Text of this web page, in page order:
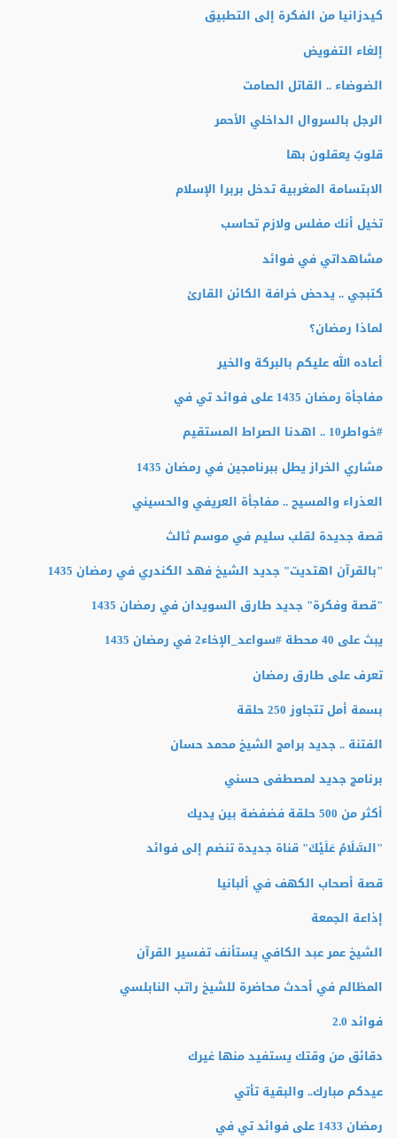
كيدزانيا من الفكرة إلى التطبيق
إلغاء التفويض
الضوضاء .. القاتل الصامت
الرجل بالسروال الداخلي الأحمر
قلوبٌ يعقلون بها
الابتسامة المغربية تدخل بربرا الإسلام
تخيل أنك مفلس ولازم تحاسب
مشاهداتي في فوائد
كتبجي .. يدحض خرافة الكائن القارئ
لماذا رمضان؟
أعاده الله عليكم بالبركة والخير
مفاجأة رمضان 1435 على فوائد تي في
#خواطر10 .. اهدنا الصراط المستقيم
مشاري الخراز يطل ببرنامجين في رمضان 1435
العذراء والمسيح .. مفاجأة العريفي والحسيني
قصة جديدة لقلب سليم في موسم ثالث
"بالقرآن اهتديت" جديد الشيخ فهد الكندري في رمضان 1435
"قصة وفكرة" جديد طارق السويدان في رمضان 1435
يبث على 40 محطة #سواعد_الإخاء2 في رمضان 1435
تعرف على طارق رمضان
بسمة أمل تتجاوز 250 حلقة
الفتنة .. جديد برامج الشيخ محمد حسان
برنامج جديد لمصطفى حسني
أكثر من 500 حلقة فضفضة بين يديك
"السَّلَامُ عَلَيْكَ" قناة جديدة تنضم إلى فوائد
قصة أصحاب الكهف في ألبانيا
إذاعة الجمعة
الشيخ عمر عبد الكافي يستأنف تفسير القرآن
المظالم في أحدث محاضرة للشيخ راتب النابلسي
فوائد 2.0
دقائق من وقتك يستفيد منها غيرك
عيدكم مبارك.. والبقية تأتي
رمضان 1433 على فوائد تي في